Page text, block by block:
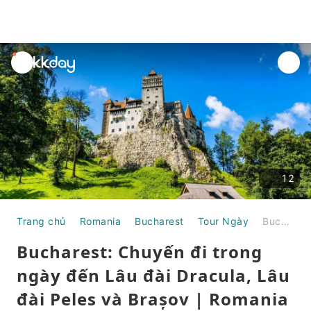
unread
notifications
12
Trang chủ Romania Bucharest Tour Ngày Bucharest: Chuyến đi trong ngày đến Lâu đài Dracula, Lâu đài Peles và Brașov | Romania
Bucharest: Chuyến đi trong
ngày đến Lâu đài Dracula, Lâu
đài Peles và Brașov | Romania